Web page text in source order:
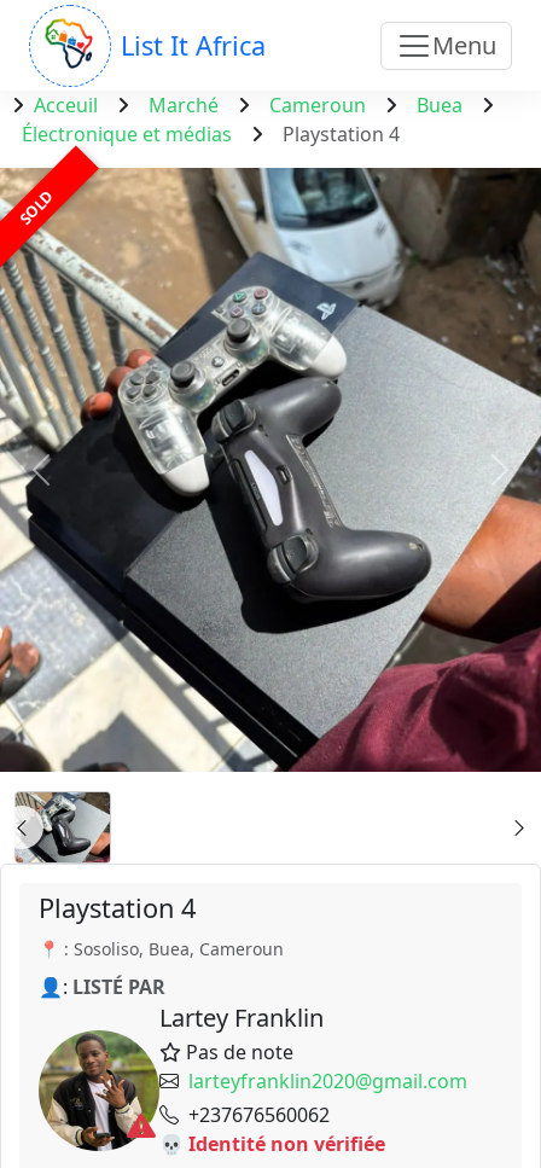
List It Africa Menu
Acceuil Marché Cameroun
Buea
Électronique et médias
Playstation 4
SOLD
Playstation 4
📍 : Sosoliso, Buea, Cameroun
👤: LISTÉ PAR
Lartey Franklin
Pas de note
larteyfranklin2020@gmail.com
+237676560062
💀 Identité non vérifiée